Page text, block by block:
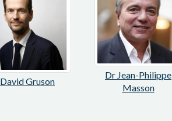
David Gruson
Dr Jean-Philippe
Masson